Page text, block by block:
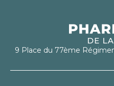
9 Place du 77ème